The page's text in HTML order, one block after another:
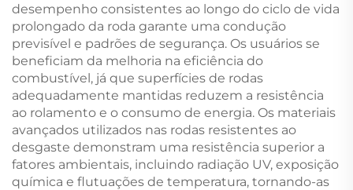
desempenho consistentes ao longo do ciclo de vida
prolongado da roda garante uma condução
previsível e padrões de segurança. Os usuários se
beneficiam da melhoria na eficiência do
combustível, já que superfícies de rodas
adequadamente mantidas reduzem a resistência
ao rolamento e o consumo de energia. Os materiais
avançados utilizados nas rodas resistentes ao
desgaste demonstram uma resistência superior a
fatores ambientais, incluindo radiação UV, exposição
química e flutuações de temperatura, tornando-as